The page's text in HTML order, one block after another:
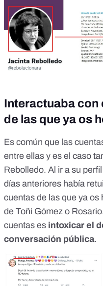
Interactuaba con
de las que ya os
Es común que las
entre ellas y es el caso
Rebolledo. Al ir a su
días anteriores había
cuentas de las que ya
de Toñi Gómez o Rosario
cuentas es intoxicar el
conversación pública.